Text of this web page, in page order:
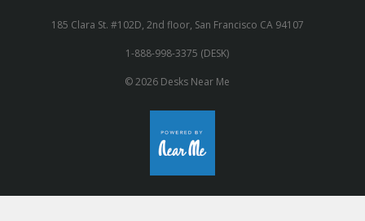
185 Clara St. #102D, 2nd floor, San Francisco CA 94107
1-888-998-3375 (DESK)
© 2026 Desks Near Me